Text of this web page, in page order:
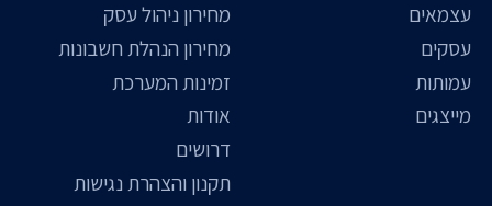
מחירון ניהול עסק
מחירון הנהלת חשבונות
זמינות המערכת
אודות
דרושים
תקנון והצהרת נגישות
עצמאים
עסקים
עמותות
מייצגים